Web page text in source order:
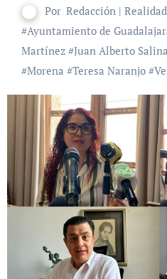
Por Redacción |
#Ayuntamiento de
Martínez#Juan Alberto
#Morena #Teresa Naranjo#